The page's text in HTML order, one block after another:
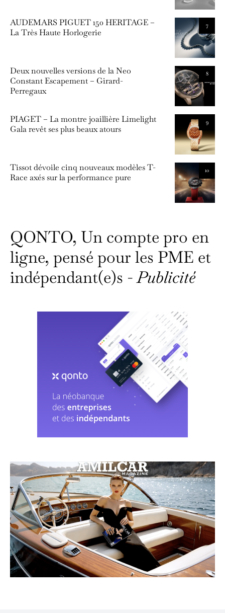
7
AUDEMARS PIGUET 150 HERITAGE –
La Très Haute Horlogerie
8
Deux nouvelles versions de la Neo
Constant Escapement – Girard-
Perregaux
9
PIAGET – La montre joaillière Limelight
Gala revêt ses plus beaux atours
10
Tissot dévoile cinq nouveaux modèles T-
Race axés sur la performance pure
QONTO, Un compte pro en
ligne, pensé pour les PME et
indépendant(e)s -Publicité